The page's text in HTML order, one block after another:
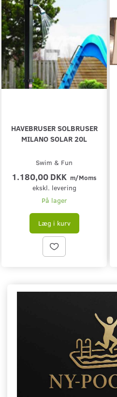
HAVEBRUSER SOLBRUSER
MILANO SOLAR 20L
Swim & Fun
1.180,00 DKK m/Moms
ekskl. levering
På lager
Læg i kurv